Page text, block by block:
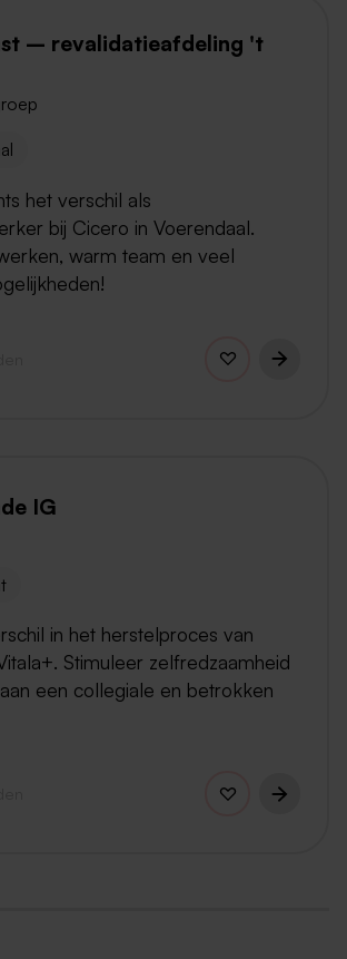
– revalidatieafdeling 't
het verschil als
bij Cicero in Voerendaal.
warm team en veel
IG
in het herstelproces van
Stimuleer zelfredzaamheid
een collegiale en betrokken